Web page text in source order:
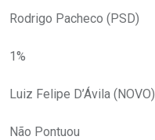
Rodrigo Pacheco (PSD)
1%
Luiz Felipe D’Ávila (NOVO)
Não Pontuou